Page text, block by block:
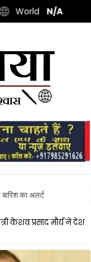
केशव प्रसाद मौर्य ने देश
World N/A